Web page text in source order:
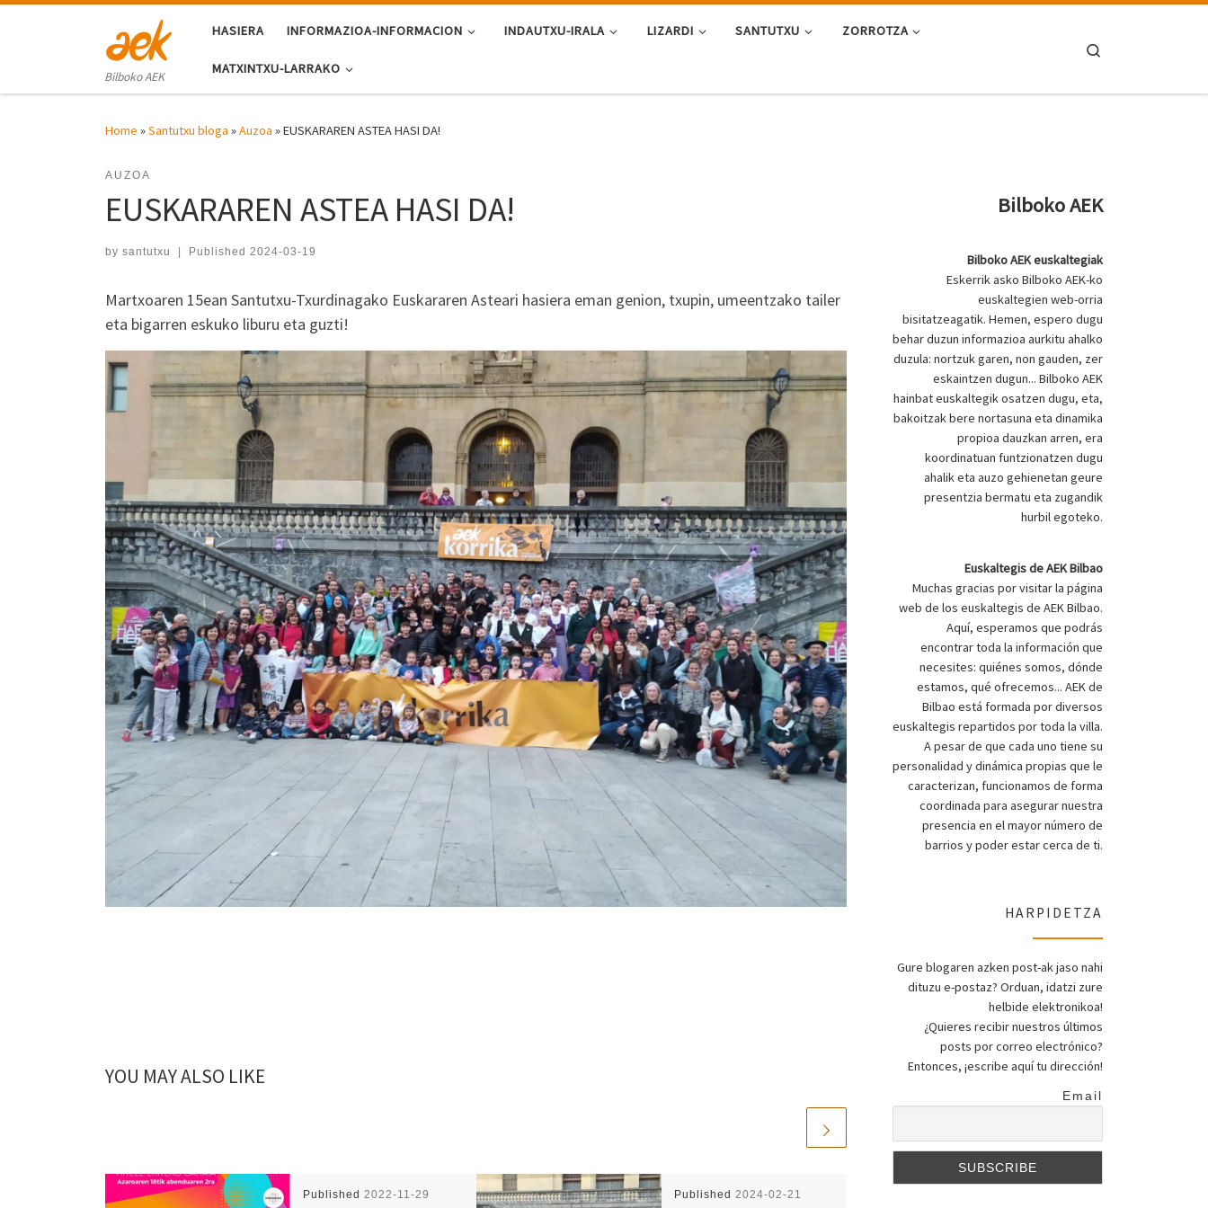
Bilboko AEK
HASIERA INFORMAZIOA-INFORMACION INDAUTXU-IRALA LIZARDI SANTUTXU ZORROTZA
MATXINTXU-LARRAKO
Home »Santutxu bloga »Auzoa »EUSKARAREN ASTEA HASI DA!
AUZOA
EUSKARAREN ASTEA HASI DA!
by santutxu Published 2024-03-19
Martxoaren 15ean Santutxu-Txurdinagako Euskararen Asteari hasiera eman genion, txupin, umeentzako tailer
eta bigarren eskuko liburu eta guzti!
YOU MAY ALSO LIKE
Published 2022-11-29 Published 2024-02-21
Bilboko AEK
Bilboko AEK euskaltegiak
Eskerrik asko Bilboko AEK-ko
euskaltegien web-orria
bisitatzeagatik. Hemen, espero dugu
behar duzun informazioa aurkitu ahalko
duzula: nortzuk garen, non gauden, zer
eskaintzen dugun... Bilboko AEK
hainbat euskaltegik osatzen dugu, eta,
bakoitzak bere nortasuna eta dinamika
propioa dauzkan arren, era
koordinatuan funtzionatzen dugu
ahalik eta auzo gehienetan geure
presentzia bermatu eta zugandik
hurbil egoteko.
Euskaltegis de AEK Bilbao
Muchas gracias por visitar la página
web de los euskaltegis de AEK Bilbao.
Aquí, esperamos que podrás
encontrar toda la información que
necesites: quiénes somos, dónde
estamos, qué ofrecemos... AEK de
Bilbao está formada por diversos
euskaltegis repartidos por toda la villa.
A pesar de que cada uno tiene su
personalidad y dinámica propias que le
caracterizan, funcionamos de forma
coordinada para asegurar nuestra
presencia en el mayor número de
barrios y poder estar cerca de ti.
HARPIDETZA
Gure blogaren azken post-ak jaso nahi
dituzu e-postaz? Orduan, idatzi zure
helbide elektronikoa!
¿Quieres recibir nuestros últimos
posts por correo electrónico?
Entonces, ¡escribe aquí tu dirección!
Email